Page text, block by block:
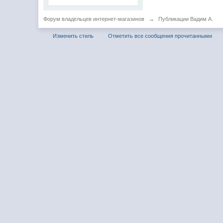
Форум владельцев интернет-магазинов → Публикации Вадим А.
Изменить стиль Отметить все сообщения прочитанными